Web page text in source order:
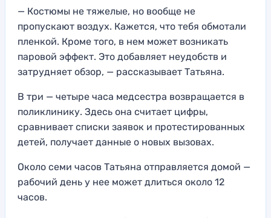
— Костюмы не тяжелые, но вообще не
пропускают воздух. Кажется, что тебя обмотали
пленкой. Кроме того, в нем может возникать
паровой эффект. Это добавляет неудобств и
затрудняет обзор, — рассказывает Татьяна.
В три — четыре часа медсестра возвращается в
поликлинику. Здесь она считает цифры,
сравнивает списки заявок и протестированных
детей, получает данные о новых вызовах.
Около семи часов Татьяна отправляется домой —
рабочий день у нее может длиться около 12
часов.